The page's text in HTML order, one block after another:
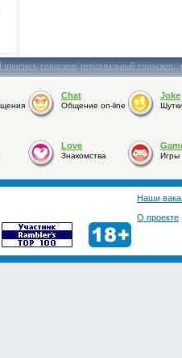
прогноз,гороскоп,персональный гороскоп,
Chat
Общение on-line
Joke
Love
Знакомства Игры
Наши
О проекте